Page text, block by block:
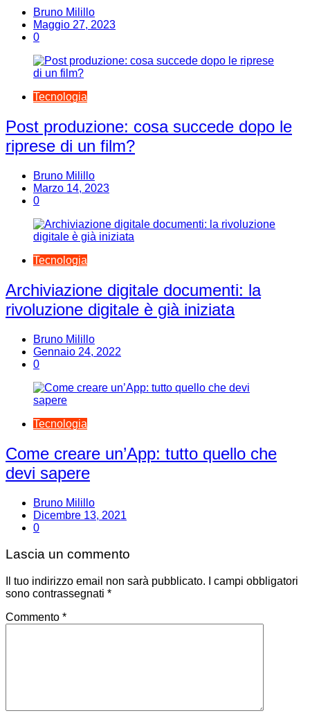
Bruno Milillo
Maggio 27, 2023
0
Tecnologia
Post produzione: cosa succede dopo le
riprese di un film?
Bruno Milillo
Marzo 14, 2023
0
Tecnologia
Archiviazione digitale documenti: la
rivoluzione digitale è già iniziata
Bruno Milillo
Gennaio 24, 2022
0
Tecnologia
Come creare un’App: tutto quello che
devi sapere
Bruno Milillo
Dicembre 13, 2021
0
Lascia un commento
Il tuo indirizzo email non sarà pubblicato.
I campi obbligatori
sono contrassegnati *
Commento *